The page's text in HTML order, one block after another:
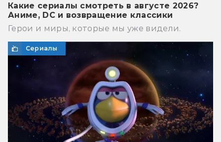
Какие сериалы смотреть в августе 2026?
Аниме, DC и возвращение классики
Герои и миры, которые мы уже видели.
Сериалы